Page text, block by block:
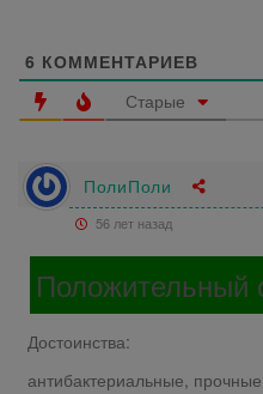
6 КОММЕНТАРИЕВ
Старые
ПолиПоли
56 лет назад
Положительный
Достоинства:
антибактериальные,